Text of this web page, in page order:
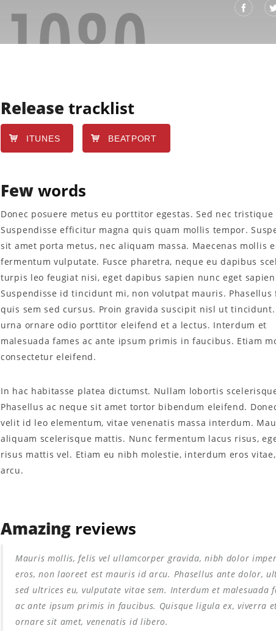
Release tracklist
ITUNES BEATPORT
Fewwords
Donec posuere metus eu porttitor egestas. Sed nec tristique
Suspendisse efficitur magna quis quam mollis tempor.
sit amet porta metus, nec aliquam massa. Maecenas mollis
fermentum vulputate. Fusce pharetra, neque eu dapibus
turpis leo feugiat nisi, eget dapibus sapien nunc eget
Suspendisse id tincidunt mi, non volutpat mauris.
quis sem sed cursus. Proin gravida suscipit nisl ut tincidunt.
urna ornare odio porttitor eleifend et a lectus. Interdum et
malesuada fames ac ante ipsum primis in faucibus. Etiam
consectetur eleifend.
In hac habitasse platea dictumst. Nullam lobortis
Phasellus ac neque sit amet tortor bibendum eleifend.
velit id leo elementum, vitae venenatis massa interdum.
aliquam scelerisque mattis. Nunc fermentum lacus risus,
risus mattis vel. Etiam eu nibh molestie, interdum eros
arcu.
Amazing reviews
Mauris mollis, felis vel ullamcorper gravida, nibh dolor
eros, non laoreet est mauris id arcu. Phasellus ante dolor,
sed ultrices eu, vulputate vitae sem. Interdum et malesuada
ac ante ipsum primis in faucibus. Quisque ligula ex, viverra
ornare sit amet, venenatis id libero.